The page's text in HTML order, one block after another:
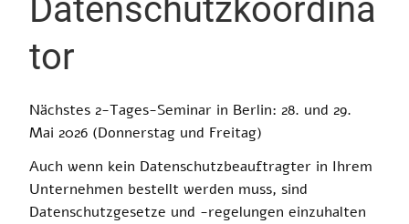
Datenschutzkoordina
tor
Nächstes 2-Tages-Seminar in Berlin: 28. und 29.
Mai 2026 (Donnerstag und Freitag)
Auch wenn kein Datenschutzbeauftragter in Ihrem
Unternehmen bestellt werden muss, sind
Datenschutzgesetze und -regelungen einzuhalten